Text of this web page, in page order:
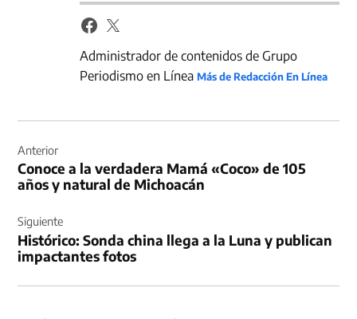
Administrador de contenidos de Grupo
Periodismo en LíneaMás de Redacción En Línea
de
entradas
Anterior
Conoce a la verdadera Mamá «Coco» de 105
años y natural de Michoacán
Siguiente
Histórico: Sonda china llega a la Luna y publican
impactantes fotos